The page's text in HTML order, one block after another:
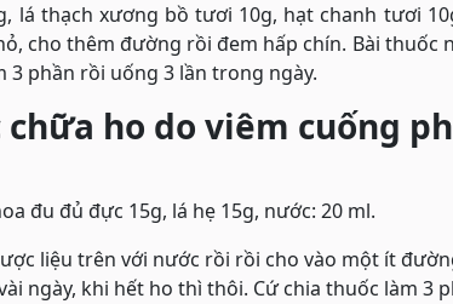
lá thạch xương bồ tươi 10g, hạt chanh tươi
cho thêm đường rồi đem hấp chín. Bài thuốc
3 phần rồi uống 3 lần trong ngày.
chữa ho do viêm cuống
đu đủ đực 15g, lá hẹ 15g, nước: 20 ml.
liệu trên với nước rồi rồi cho vào một ít
ngày, khi hết ho thì thôi. Cứ chia thuốc làm 3